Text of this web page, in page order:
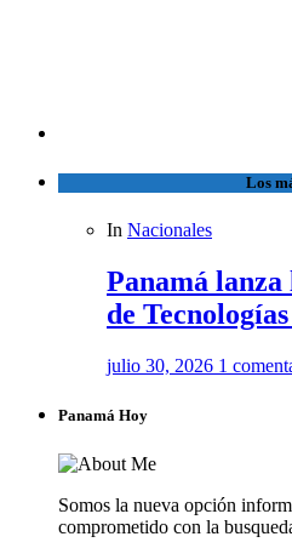
Los
In Nacionales
Panamá
de
julio 30, 2026 1
Panamá Hoy
Somos la nueva opción
comprometido con la